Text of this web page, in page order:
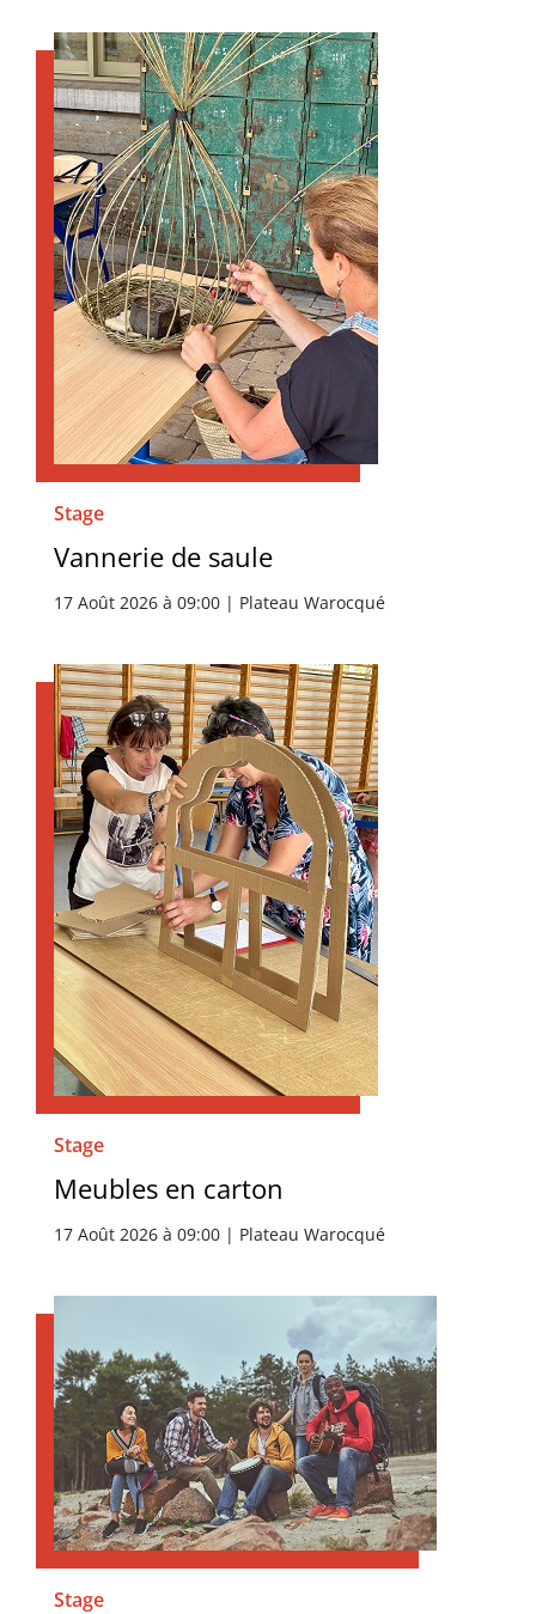
Stage
Vannerie de saule
17 Août 2026 à 09:00 | Plateau Warocqué
Stage
Meubles en carton
17 Août 2026 à 09:00 | Plateau Warocqué
Stage